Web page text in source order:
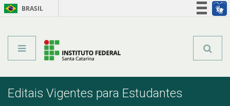
BRASIL
Editais Vigentes para Estudantes